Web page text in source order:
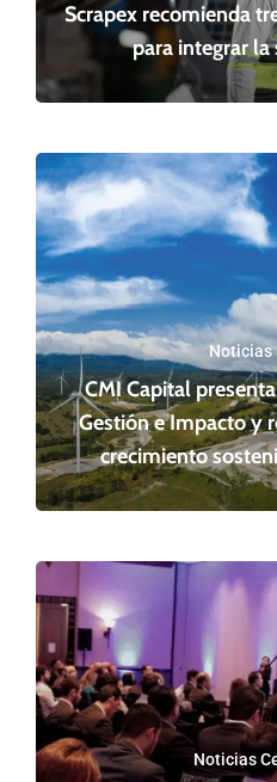
Scrapex recomienda
para integrar
Noticias
CMI Capital
Gestión e Impacto y
crecimiento
Noticias